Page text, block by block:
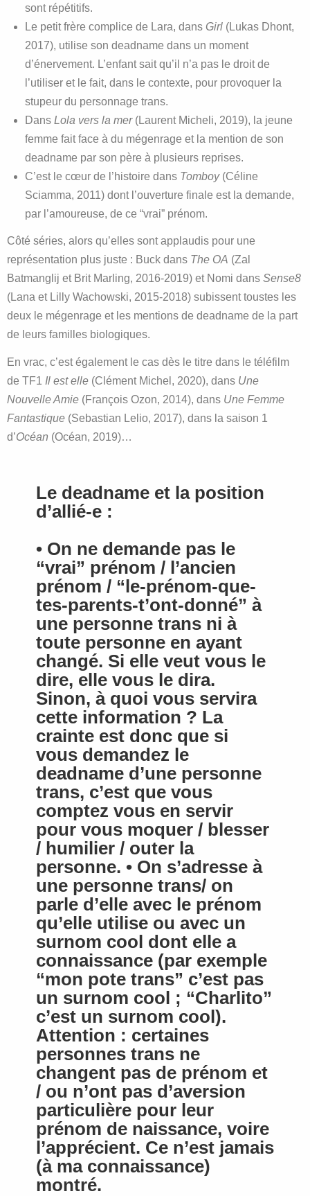
sont répétitifs.
Le petit frère complice de Lara, dans Girl (Lukas Dhont,
2017), utilise son deadname dans un moment
d’énervement. L’enfant sait qu’il n’a pas le droit de
l’utiliser et le fait, dans le contexte, pour provoquer la
stupeur du personnage trans.
Dans Lola vers la mer(Laurent Micheli, 2019), la jeune
femme fait face à du mégenrage et la mention de son
deadname par son père à plusieurs reprises.
C’est le cœur de l’histoire dans Tomboy (Céline
Sciamma, 2011) dont l’ouverture finale est la demande,
par l’amoureuse, de ce “vrai” prénom.
Côté séries, alors qu’elles sont applaudis pour une
représentation plus juste : Buck dans The OA (Zal
Batmanglij et Brit Marling, 2016-2019) et Nomi dans Sense8
(Lana et Lilly Wachowski, 2015-2018) subissent toustes les
deux le mégenrage et les mentions de deadname de la part
de leurs familles biologiques.
En vrac, c’est également le cas dès le titre dans le téléfilm
de TF1 Il est elle (Clément Michel, 2020), dans Une
Nouvelle Amie (François Ozon, 2014), dans Une Femme
Fantastique (Sebastian Lelio, 2017), dans la saison 1
d’Océan (Océan, 2019)…
Le deadname et la position
d’allié-e :
• On ne demande pas le
“vrai” prénom / l’ancien
prénom / “le-prénom-que-
tes-parents-t’ont-donné” à
une personne trans ni à
toute personne en ayant
changé. Si elle veut vous le
dire, elle vous le dira.
Sinon, à quoi vous servira
cette information ? La
crainte est donc que si
vous demandez le
deadname d’une personne
trans, c’est que vous
comptez vous en servir
pour vous moquer / blesser
/ humilier / outer la
personne. • On s’adresse à
une personne trans/ on
parle d’elle avec le prénom
qu’elle utilise ou avec un
surnom cool dont elle a
connaissance (par exemple
“mon pote trans” c’est pas
un surnom cool ; “Charlito”
c’est un surnom cool).
Attention : certaines
personnes trans ne
changent pas de prénom et
/ ou n’ont pas d’aversion
particulière pour leur
prénom de naissance, voire
l’apprécient. Ce n’est jamais
(à ma connaissance)
montré.